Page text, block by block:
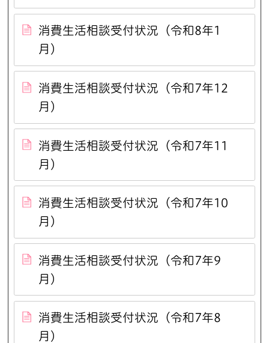
消費生活相談受付状況（令和8年1
月）
消費生活相談受付状況（令和7年12
月）
消費生活相談受付状況（令和7年11
月）
消費生活相談受付状況（令和7年10
月）
消費生活相談受付状況（令和7年9
月）
消費生活相談受付状況（令和7年8
月）